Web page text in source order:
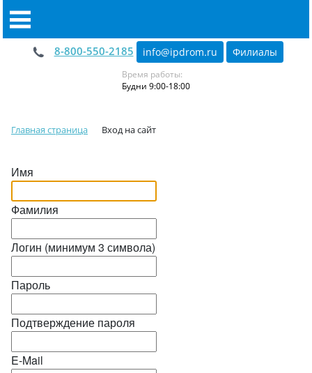
8-800-550-2185 info@ipdrom.ru Филиалы
Время работы:
Будни 9:00-18:00
Главная страница Вход на сайт
Имя
Фамилия
Логин (минимум 3 символа)
Пароль
Подтверждение пароля
E-Mail